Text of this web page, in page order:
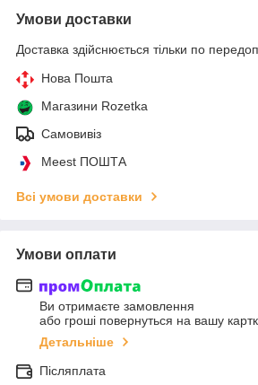
Умови доставки
Доставка здійснюється тільки по
Нова Пошта
Магазини Rozetka
Самовивіз
Meest ПОШТА
Всі умови доставки
Умови оплати
Ви отримаєте замовлення
або гроші повернуться на вашу
Детальніше
Післяплата